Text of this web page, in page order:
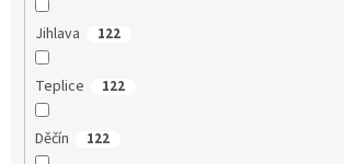
Jihlava 122
Teplice 122
Děčín 122